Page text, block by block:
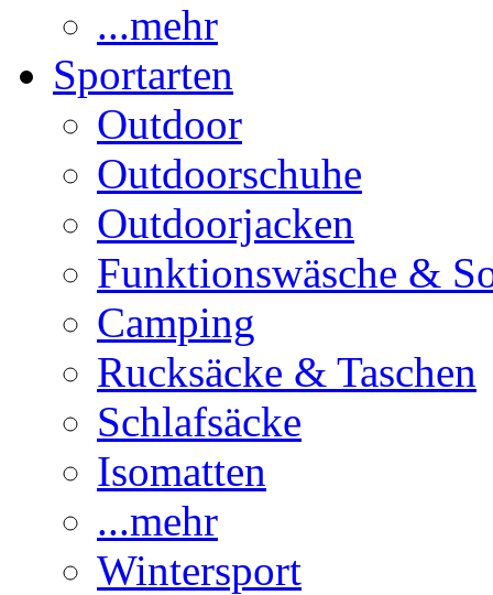
...mehr
Sportarten
Outdoor
Outdoorschuhe
Outdoorjacken
Funktionswäsche &
Camping
Rucksäcke & Taschen
Schlafsäcke
Isomatten
...mehr
Wintersport